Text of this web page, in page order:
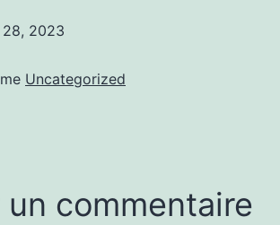
2023
Uncategorized
un commentaire